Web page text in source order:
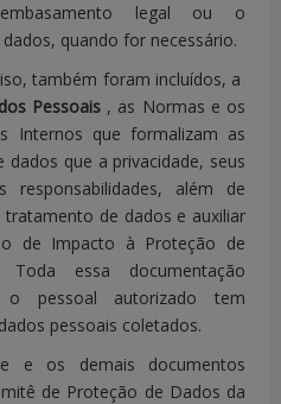
embasamento legal ou o
quando for necessário.
também foram incluídos, a
Pessoais , as Normas e os
Internos que formalizam as
que a privacidade, seus
responsabilidades, além de
de dados e auxiliar
de Impacto à Proteção de
Toda essa documentação
o pessoal autorizado tem
pessoais coletados.
e os demais documentos
de Proteção de Dados da